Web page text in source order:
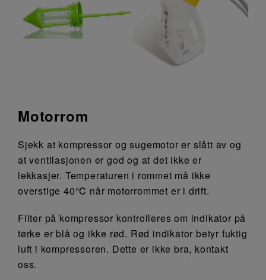
Motorrom
Sjekk at kompressor og sugemotor er slått av og
at ventilasjonen er god og at det ikke er
lekkasjer. Temperaturen i rommet må ikke
overstige 40°C når motorrommet er i drift.
Filter på kompressor kontrolleres om indikator på
tørke er blå og ikke rød. Rød indikator betyr fuktig
luft i kompressoren. Dette er ikke bra, kontakt
oss.